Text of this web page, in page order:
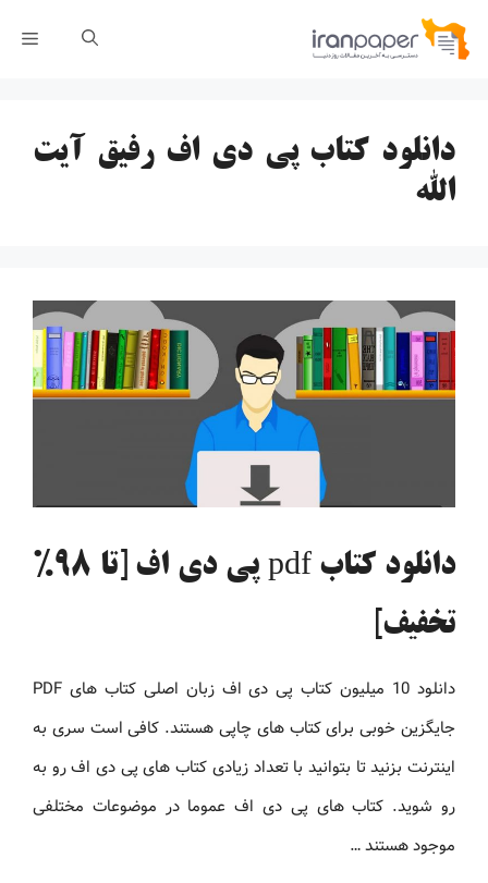
پرش
دانلود کتاب پی دی اف رفیق آیت
الله
دانلود کتاب pdf پی دی اف [تا 98%
تخفیف]
دانلود 10 میلیون کتاب پی دی اف زبان اصلی کتاب های PDF
جایگزین خوبی برای کتاب های چاپی هستند. کافی است سری به
اینترنت بزنید تا بتوانید با تعداد زیادی کتاب های پی دی اف رو به
رو شوید. کتاب های پی دی اف عموما در موضوعات مختلفی
موجود هستند …